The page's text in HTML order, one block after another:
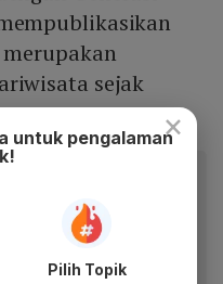
sejak
nyaman dan nikmati
mobile Katadata.
×
untuk pengalaman
Pilih Topik